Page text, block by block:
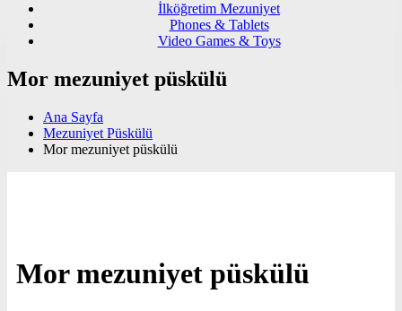
İlköğretim Mezuniyet
Phones & Tablets
Video Games & Toys
Mor mezuniyet püskülü
Ana Sayfa
Mezuniyet Püskülü
Mor mezuniyet püskülü
Mor mezuniyet püskülü